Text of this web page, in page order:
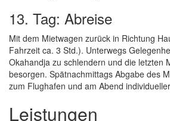
13. Tag: Abreise
Mit dem Mietwagen zurück in Richtung
Fahrzeit ca. 3 Std.). Unterwegs
Okahandja zu schlendern und die letzten
besorgen. Spätnachmittags Abgabe des
zum Flughafen und am Abend
Leistungen